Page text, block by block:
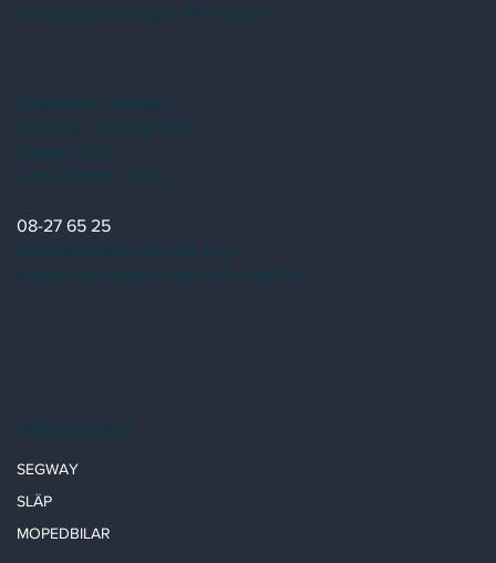
PRODUKTER
SEGWAY
SLÄP
MOPEDBILAR
Adress: Dalarövägen 39, Handen
Öppettider verkstad:
Måndag - Torsdag: 8-17
Fredag: 8-16
(Lunchstängt: 12-13)
08-27 65 25
verkstad@fordonshuset.com
Adress: Hantverkarvägen 40, Handen